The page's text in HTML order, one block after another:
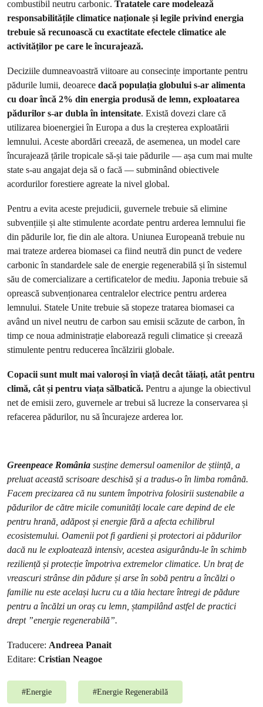
combustibil neutru carbonic. Tratatele care modelează
responsabilitățile climatice naționale și legile privind energia
trebuie să recunoască cu exactitate efectele climatice ale
activităților pe care le încurajează.
Deciziile dumneavoastră viitoare au consecințe importante pentru
pădurile lumii, deoarece dacă populația globului s-ar alimenta
cu doar încă 2% din energia produsă de lemn, exploatarea
pădurilor s-ar dubla în intensitate. Există dovezi clare că
utilizarea bioenergiei în Europa a dus la creșterea exploatării
lemnului. Aceste abordări creează, de asemenea, un model care
încurajează țările tropicale să-și taie pădurile — așa cum mai multe
state s-au angajat deja să o facă — subminând obiectivele
acordurilor forestiere agreate la nivel global.
Pentru a evita aceste prejudicii, guvernele trebuie să elimine
subvențiile și alte stimulente acordate pentru arderea lemnului fie
din pădurile lor, fie din ale altora. Uniunea Europeană trebuie nu
mai trateze arderea biomasei ca fiind neutră din punct de vedere
carbonic în standardele sale de energie regenerabilă și în sistemul
său de comercializare a certificatelor de mediu. Japonia trebuie să
oprească subvenționarea centralelor electrice pentru arderea
lemnului. Statele Unite trebuie să stopeze tratarea biomasei ca
având un nivel neutru de carbon sau emisii scăzute de carbon, în
timp ce noua administrație elaborează reguli climatice și creează
stimulente pentru reducerea încălzirii globale.
Copacii sunt mult mai valoroși în viață decât tăiați, atât pentru
climă, cât și pentru viața sălbatică. Pentru a ajunge la obiectivul
net de emisii zero, guvernele ar trebui să lucreze la conservarea și
refacerea pădurilor, nu să încurajeze arderea lor.
Greenpeace România susține demersul oamenilor de știință, a
preluat această scrisoare deschisă și a tradus-o în limba română.
Facem precizarea că nu suntem împotriva folosirii sustenabile a
pădurilor de către micile comunități locale care depind de ele
pentru hrană, adăpost și energie fără a afecta echilibrul
ecosistemului. Oamenii pot fi gardieni și protectori ai pădurilor
dacă nu le exploatează intensiv, acestea asigurându-le în schimb
reziliență și protecție împotriva extremelor climatice. Un braț de
vreascuri strânse din pădure și arse în sobă pentru a încălzi o
familie nu este același lucru cu a tăia hectare întregi de pădure
pentru a încălzi un oraș cu lemn, ștampilând astfel de practici
drept ”energie regenerabilă”.
Traducere: Andreea Panait
Editare: Cristian Neagoe
#Energie #Energie Regenerabilă